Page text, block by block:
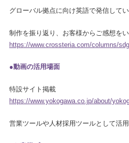
グローバル拠点に向け英語で発信してい
制作を振り返り、お客様からご感想をい
https://www.crossteria.com/columns/
●動画の活用場面
特設サイト掲載
https://www.yokogawa.co.jp/about/
営業ツールや人材採用ツールとして活用